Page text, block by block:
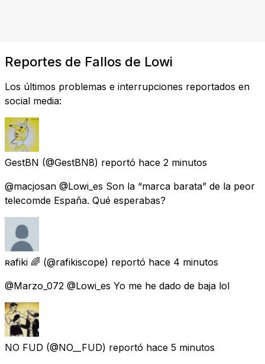
Reportes de Fallos de Lowi
Los últimos problemas e interrupciones reportados en
social media:
GestBN (@GestBN8) reportó hace 2 minutos
@macjosan @Lowi_es Son la “marca barata” de la peor
telecomde España. Qué esperabas?
ʀafiki 🌈 (@rafikiscope) reportó hace 4 minutos
@Marzo_072 @Lowi_es Yo me he dado de baja lol
NO FUD (@NO__FUD) reportó hace 5 minutos